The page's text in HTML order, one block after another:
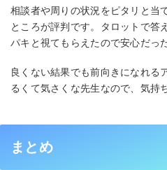
相談者や周りの状況をピタリと当
ところが評判です。タロットで答
パキと視てもらえたので安心だっ
良くない結果でも前向きになれる
るくて気さくな先生なので、気持
まとめ